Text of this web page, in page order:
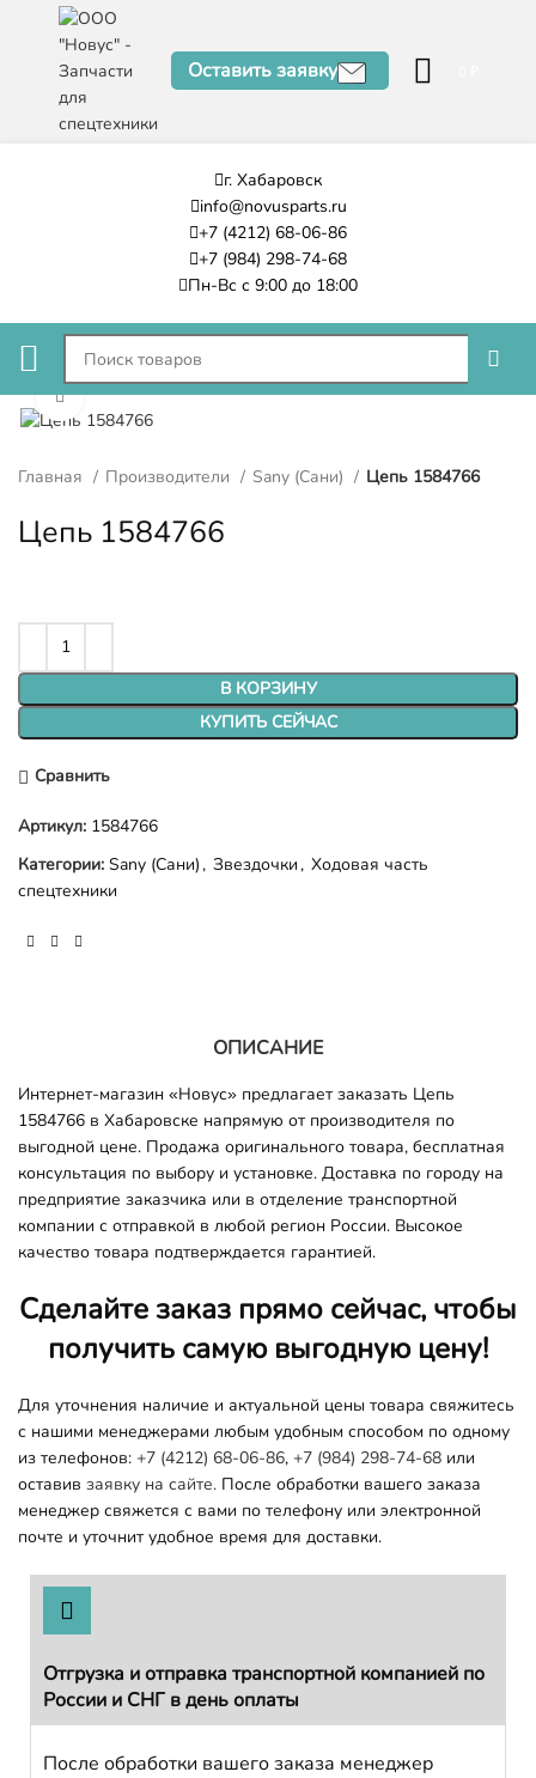
Оставить заявку
г. Хабаровск
info@novusparts.ru
+7 (4212) 68-06-86
+7 (984) 298-74-68
Пн-Вс с 9:00 до 18:00
Нажмите, чтобы увеличить
Главная Производители Sany (Сани) Цепь 1584766
Цепь 1584766
В КОРЗИНУ
КУПИТЬ СЕЙЧАС
Сравнить
Артикул: 1584766
Категории: Sany (Сани) , Звездочки , Ходовая часть
спецтехники
ОПИСАНИЕ
Интернет-магазин «Новус» предлагает заказать Цепь
1584766 в Хабаровске напрямую от производителя по
выгодной цене. Продажа оригинального товара, бесплатная
консультация по выбору и установке. Доставка по городу на
предприятие заказчика или в отделение транспортной
компании с отправкой в любой регион России. Высокое
качество товара подтверждается гарантией.
Сделайте заказ прямо сейчас, чтобы
получить самую выгодную цену!
Для уточнения наличие и актуальной цены товара свяжитесь
с нашими менеджерами любым удобным способом по одному
из телефонов: +7 (4212) 68-06-86, +7 (984) 298-74-68 или
оставив заявку на сайте. После обработки вашего заказа
менеджер свяжется с вами по телефону или электронной
почте и уточнит удобное время для доставки.
Отгрузка и отправка транспортной компанией по
России и СНГ в день оплаты
После обработки вашего заказа менеджер